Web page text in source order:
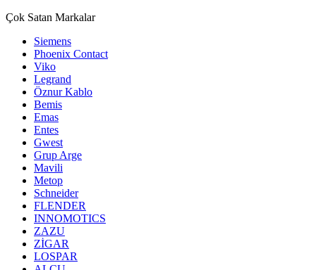
Çok Satan Markalar
Siemens
Phoenix Contact
Viko
Legrand
Öznur Kablo
Bemis
Emas
Entes
Gwest
Grup Arge
Mavili
Metop
Schneider
FLENDER
INNOMOTICS
ZAZU
ZİGAR
LOSPAR